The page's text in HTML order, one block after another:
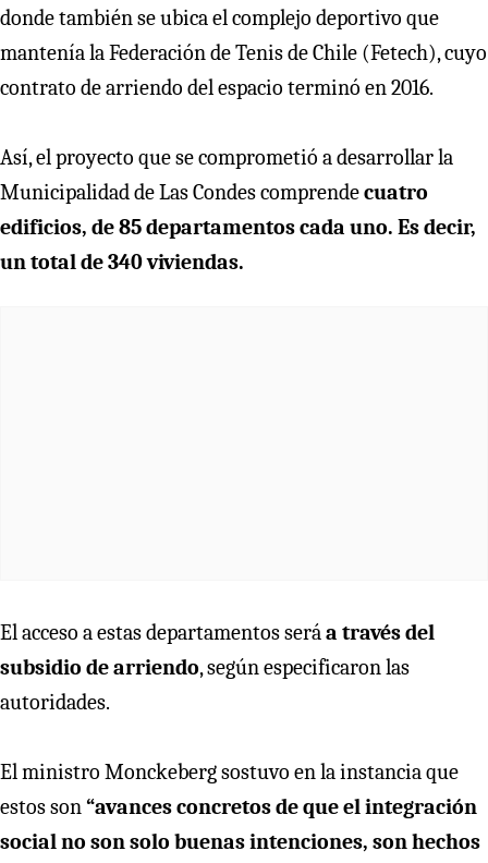
donde también se ubica el complejo deportivo que
mantenía la Federación de Tenis de Chile (Fetech), cuyo
contrato de arriendo del espacio terminó en 2016.
Así, el proyecto que se comprometió a desarrollar la
Municipalidad de Las Condes comprendecuatro
edificios, de 85 departamentos cada uno. Es decir,
un total de 340 viviendas.
El acceso a estas departamentos seráa través del
subsidio de arriendo, según especificaron las
autoridades.
El ministro Monckeberg sostuvo en la instancia que
estos son“avances concretos de que el integración
social no son solo buenas intenciones, son hechos